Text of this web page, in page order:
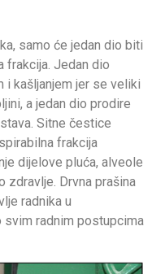
samo će jedan dio biti
frakcija. Jedan dio
i kašljanjem jer se veliki
a jedan dio prodire
Sitne čestice
frakcija
dijelove pluća, alveole
zdravlje. Drvna prašina
radnika u
radnim postupcima